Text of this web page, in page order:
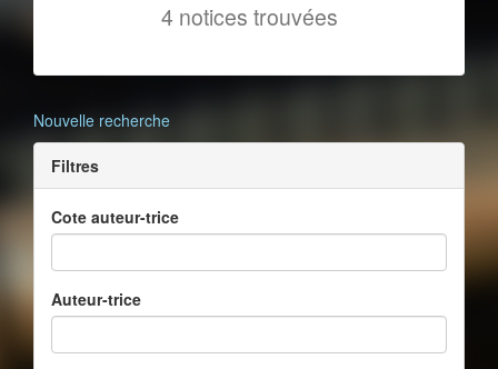
4 notices trouvées
Nouvelle recherche
Filtres
Cote auteur-trice
Auteur-trice